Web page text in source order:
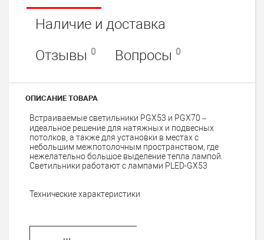
Наличие и доставка
Отзывы 0 Вопросы 0
ОПИСАНИЕ ТОВАРА
Встраиваемые светильники PGX53 и PGX70 –
идеальное решение для натяжных и подвесных
потолков, а также для установки в местах с
небольшим межпотолочным пространством, где
нежелательно большое выделение тепла лампой.
Светильники работают с лампами PLED-GX53
Технические характеристики